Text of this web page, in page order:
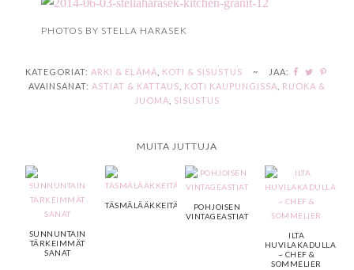
PHOTOS BY STELLA HARASEK
KATEGORIAT: ARKI & ELÄMÄ KOTI & SISUSTUS ~
JAA:
AVAINSANAT: ASTIAT & KATTAUS KOTI KAUPUNGISSA
RUOKA &
JUOMA
SISUSTUS
MUITA JUTTUJA
SUNNUNTAIN
TÄRKEIMMÄT
SANAT
TÄSMÄLÄÄKKEITÄ
POHJOISEN
VINTAGEASTIAT
ILTA
HUVILAKADULLA
~ CHEF &
SOMMELIER